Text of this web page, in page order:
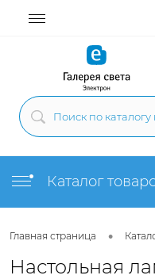
Каталог
Главная страница •
Настольная